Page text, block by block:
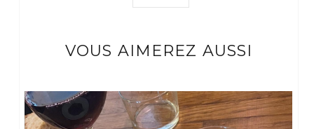
VOUS AIMEREZ AUSSI